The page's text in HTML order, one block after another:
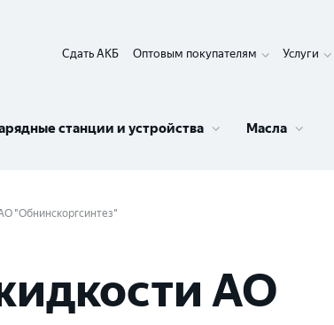
Сдать АКБ Оптовым покупателям Услуги
станции и устройства Масла
"Обнинскоргсинтез"
АО